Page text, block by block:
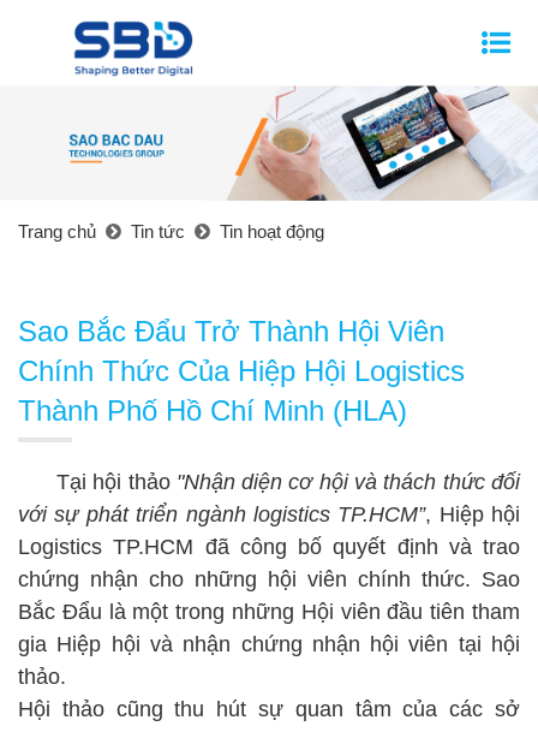
Trang chủ Tin tức Tin hoạt động
Sao Bắc Đẩu Trở Thành Hội Viên
Chính Thức Của Hiệp Hội Logistics
Thành Phố Hồ Chí Minh (HLA)
Tại hội thảo "Nhận diện cơ hội và thách thức đối
với sự phát triển ngành logistics TP.HCM”, Hiệp hội
Logistics TP.HCM đã công bố quyết định và trao
chứng nhận cho những hội viên chính thức. Sao
Bắc Đẩu là một trong những Hội viên đầu tiên tham
gia Hiệp hội và nhận chứng nhận hội viên tại hội
thảo.
Hội thảo cũng thu hút sự quan tâm của các sở